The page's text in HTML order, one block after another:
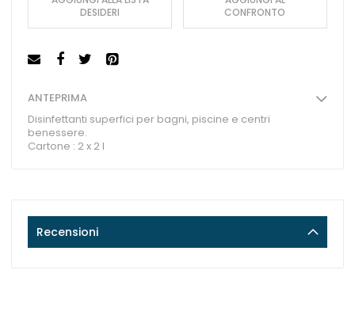
DESIDERI
CONFRONTO
ANTEPRIMA
Disinfettanti superfici per bagni, piscine e centri
benessere.
Cartone : 2 x 2 l
Recensioni